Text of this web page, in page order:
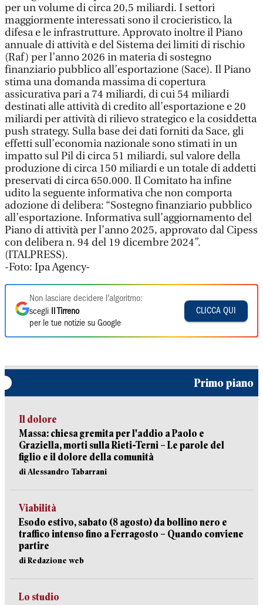
per un volume di circa 20,5 miliardi. I settori
maggiormente interessati sono il crocieristico, la
difesa e le infrastrutture. Approvato inoltre il Piano
annuale di attività e del Sistema dei limiti di rischio
(Raf) per l’anno 2026 in materia di sostegno
finanziario pubblico all’esportazione (Sace). Il Piano
stima una domanda massima di copertura
assicurativa pari a 74 miliardi, di cui 54 miliardi
destinati alle attività di credito all’esportazione e 20
miliardi per attività di rilievo strategico e la cosiddetta
push strategy. Sulla base dei dati forniti da Sace, gli
effetti sull’economia nazionale sono stimati in un
impatto sul Pil di circa 51 miliardi, sul valore della
produzione di circa 150 miliardi e un totale di addetti
preservati di circa 650.000. Il Comitato ha infine
udito la seguente informativa che non comporta
adozione di delibera: “Sostegno finanziario pubblico
all’esportazione. Informativa sull’aggiornamento del
Piano di attività per l’anno 2025, approvato dal Cipess
con delibera n. 94 del 19 dicembre 2024”.
(ITALPRESS).
-Foto: Ipa Agency-
Non lasciare decidere l'algoritmo:
scegli
Il Tirreno
per le tue notizie su Google
CLICCA QUI
Primo piano
Il dolore
Massa: chiesa gremita per l'addio a Paolo e
Graziella, morti sulla Rieti-Terni – Le parole del
figlio e il dolore della comunità
di Alessandro Tabarrani
Viabilità
Esodo estivo, sabato (8 agosto) da bollino nero e
traffico intenso fino a Ferragosto – Quando conviene
partire
di Redazione web
Lo studio